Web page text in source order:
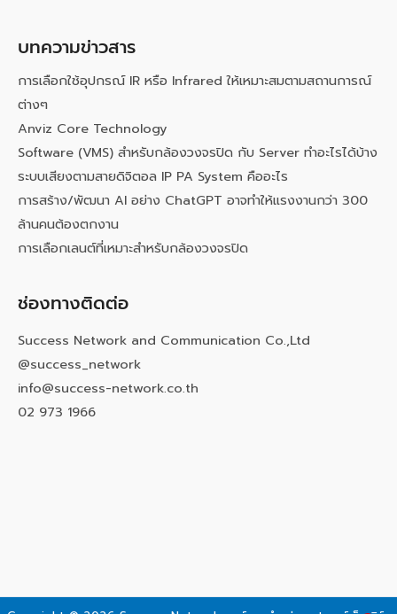
บทความข่าวสาร
การเลือกใช้อุปกรณ์ IR หรือ Infrared ให้เหมาะสมตามสถานการณ์
ต่างๆ
Anviz Core Technology
Software (VMS) สำหรับกล้องวงจรปิด กับ Server ทำอะไรได้บ้าง
ระบบเสียงตามสายดิจิตอล IP PA System คืออะไร
การสร้าง/พัฒนา AI อย่าง ChatGPT อาจทำให้แรงงานกว่า 300
ล้านคนต้องตกงาน
การเลือกเลนต์ที่เหมาะสำหรับกล้องวงจรปิด
ช่องทางติดต่อ
Success Network and Communication Co.,Ltd
@success_network
info@success-network.co.th
02 973 1966